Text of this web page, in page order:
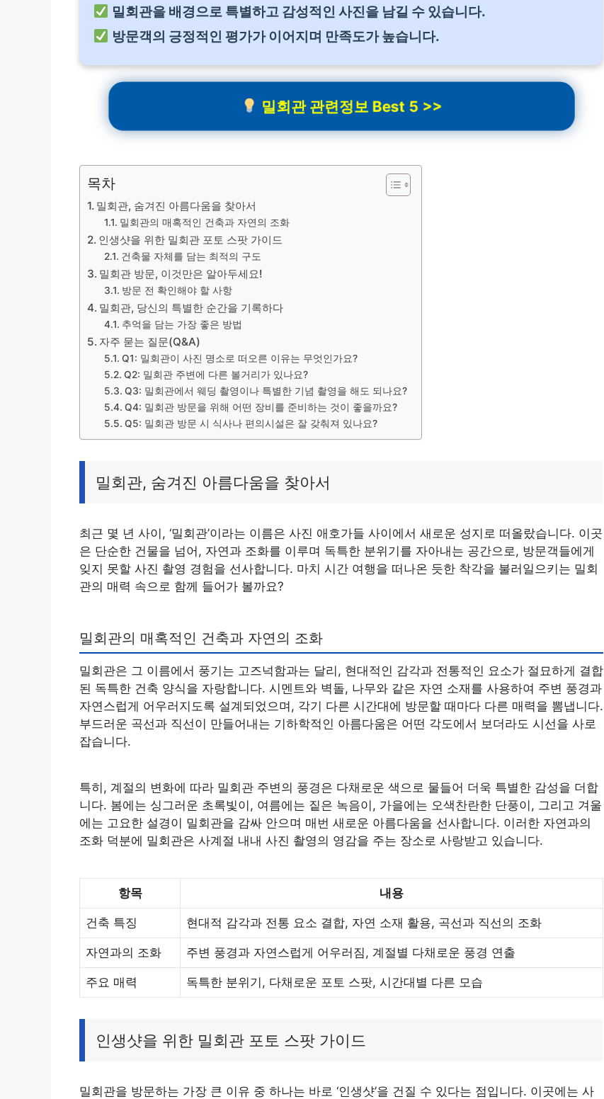
밀회관을 배경으로 특별하고 감성적인 사진을 남길 수 있습니다.
방문객의 긍정적인 평가가 이어지며 만족도가 높습니다.
밀회관 관련정보 Best 5 >>
목차
밀회관, 숨겨진 아름다움을 찾아서
밀회관의 매혹적인 건축과 자연의 조화
인생샷을 위한 밀회관 포토 스팟 가이드
건축물 자체를 담는 최적의 구도
밀회관 방문, 이것만은 알아두세요!
방문 전 확인해야 할 사항
밀회관, 당신의 특별한 순간을 기록하다
추억을 담는 가장 좋은 방법
자주 묻는 질문(Q&A)
Q1: 밀회관이 사진 명소로 떠오른 이유는 무엇인가요?
Q2: 밀회관 주변에 다른 볼거리가 있나요?
Q3: 밀회관에서 웨딩 촬영이나 특별한 기념 촬영을 해도 되나요?
Q4: 밀회관 방문을 위해 어떤 장비를 준비하는 것이 좋을까요?
Q5: 밀회관 방문 시 식사나 편의시설은 잘 갖춰져 있나요?
밀회관, 숨겨진 아름다움을 찾아서
최근 몇 년 사이, ‘밀회관’이라는 이름은 사진 애호가들 사이에서 새로운 성지로 떠올랐습니다. 이곳
은 단순한 건물을 넘어, 자연과 조화를 이루며 독특한 분위기를 자아내는 공간으로, 방문객들에게
잊지 못할 사진 촬영 경험을 선사합니다. 마치 시간 여행을 떠나온 듯한 착각을 불러일으키는 밀회
관의 매력 속으로 함께 들어가 볼까요?
밀회관의 매혹적인 건축과 자연의 조화
밀회관은 그 이름에서 풍기는 고즈넉함과는 달리, 현대적인 감각과 전통적인 요소가 절묘하게 결합
된 독특한 건축 양식을 자랑합니다. 시멘트와 벽돌, 나무와 같은 자연 소재를 사용하여 주변 풍경과
자연스럽게 어우러지도록 설계되었으며, 각기 다른 시간대에 방문할 때마다 다른 매력을 뽐냅니다.
부드러운 곡선과 직선이 만들어내는 기하학적인 아름다움은 어떤 각도에서 보더라도 시선을 사로
잡습니다.
특히, 계절의 변화에 따라 밀회관 주변의 풍경은 다채로운 색으로 물들어 더욱 특별한 감성을 더합
니다. 봄에는 싱그러운 초록빛이, 여름에는 짙은 녹음이, 가을에는 오색찬란한 단풍이, 그리고 겨울
에는 고요한 설경이 밀회관을 감싸 안으며 매번 새로운 아름다움을 선사합니다. 이러한 자연과의
조화 덕분에 밀회관은 사계절 내내 사진 촬영의 영감을 주는 장소로 사랑받고 있습니다.
항목 내용
건축 특징 현대적 감각과 전통 요소 결합, 자연 소재 활용, 곡선과 직선의 조화
자연과의 조화 주변 풍경과 자연스럽게 어우러짐, 계절별 다채로운 풍경 연출
주요 매력 독특한 분위기, 다채로운 포토 스팟, 시간대별 다른 모습
인생샷을 위한 밀회관 포토 스팟 가이드
밀회관을 방문하는 가장 큰 이유 중 하나는 바로 ‘인생샷’을 건질 수 있다는 점입니다. 이곳에는 사